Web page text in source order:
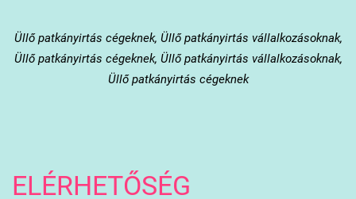
Üllőpatkányirtás cégeknek, Üllő patkányirtás vállalkozásoknak,
Üllő patkányirtás cégeknek, Üllő patkányirtás vállalkozásoknak,
Üllő patkányirtás cégeknek
ELÉRHETŐSÉG